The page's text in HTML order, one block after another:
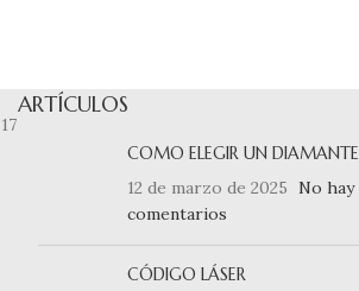
ARTÍCULOS
COMO ELEGIR UN DIAMANTE
12 de marzo de 2025
No hay
comentarios
CÓDIGO LÁSER